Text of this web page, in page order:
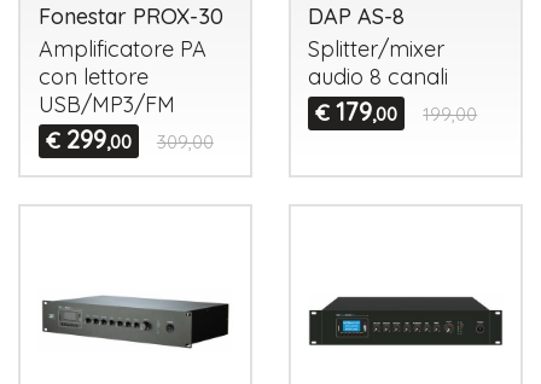
Fonestar PROX-30
Amplificatore PA
con lettore
USB/MP3/FM
€ 299,00 309,00
DAP AS-8
Splitter/mixer
audio 8 canali
€ 179,00 199,00